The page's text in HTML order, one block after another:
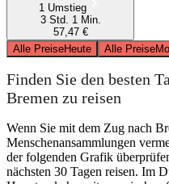
1 Umstieg
3 Std. 1 Min.
57,47 €
Alle PreiseHeute Alle Preise
Finden Sie den besten
Bremen zu reisen
Wenn Sie mit dem Zug nach
Menschenansammlungen
der folgenden Grafik
nächsten 30 Tagen reisen. Im